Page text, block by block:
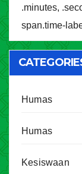
.minutes,
span.time-
Humas
Humas
Kesiswaan